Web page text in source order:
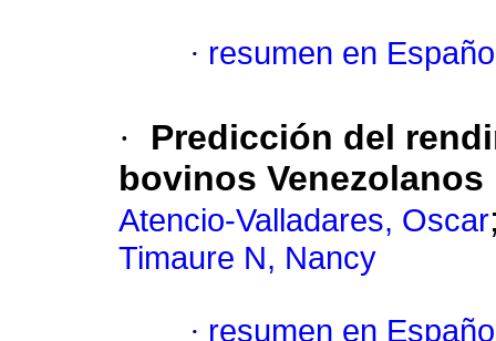
· resumen en
·
Predicción del
bovinos Venezolanos
Atencio-Valladares, Oscar
Timaure N, Nancy
· resumen en